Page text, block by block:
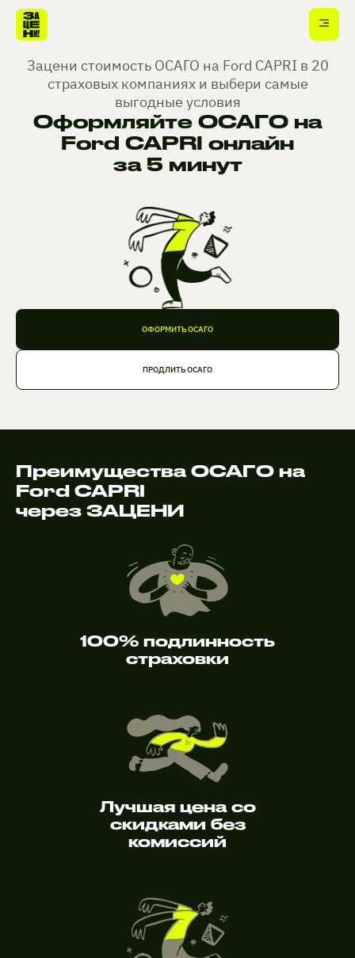
Зацени стоимость ОСАГО на Ford CAPRI в 20
страховых компаниях и выбери самые
выгодные условия
Оформляйте ОСАГО на
Ford CAPRI онлайн
за 5 минут
ОФОРМИТЬ ОСАГО
ПРОДЛИТЬ ОСАГО
Преимущества ОСАГО на
Ford CAPRI
через ЗАЦЕНИ
100% подлинность
страховки
Лучшая цена со
скидками без
комиссий